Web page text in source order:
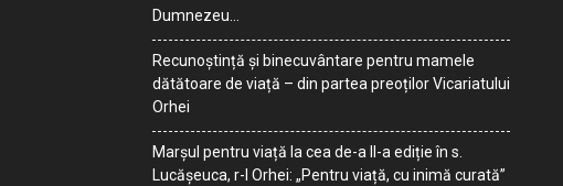
Dumnezeu…
Recunoștință și binecuvântare pentru mamele
dătătoare de viață – din partea preoților Vicariatului
Orhei
Marșul pentru viață la cea de-a II-a ediție în s.
Lucășeuca, r-l Orhei: „Pentru viață, cu inimă curată”